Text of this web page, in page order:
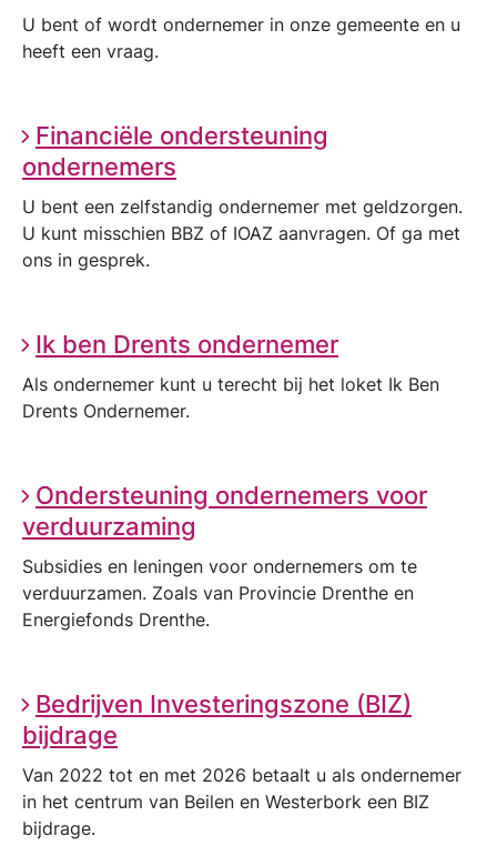
U bent of wordt ondernemer in onze gemeente en u
heeft een vraag.
Financiële ondersteuning
ondernemers
U bent een zelfstandig ondernemer met geldzorgen.
U kunt misschien BBZ of IOAZ aanvragen. Of ga met
ons in gesprek.
Ik ben Drents ondernemer
Als ondernemer kunt u terecht bij het loket Ik Ben
Drents Ondernemer.
Ondersteuning ondernemers voor
verduurzaming
Subsidies en leningen voor ondernemers om te
verduurzamen. Zoals van Provincie Drenthe en
Energiefonds Drenthe.
Bedrijven Investeringszone (BIZ)
bijdrage
Van 2022 tot en met 2026 betaalt u als ondernemer
in het centrum van Beilen en Westerbork een BIZ
bijdrage.